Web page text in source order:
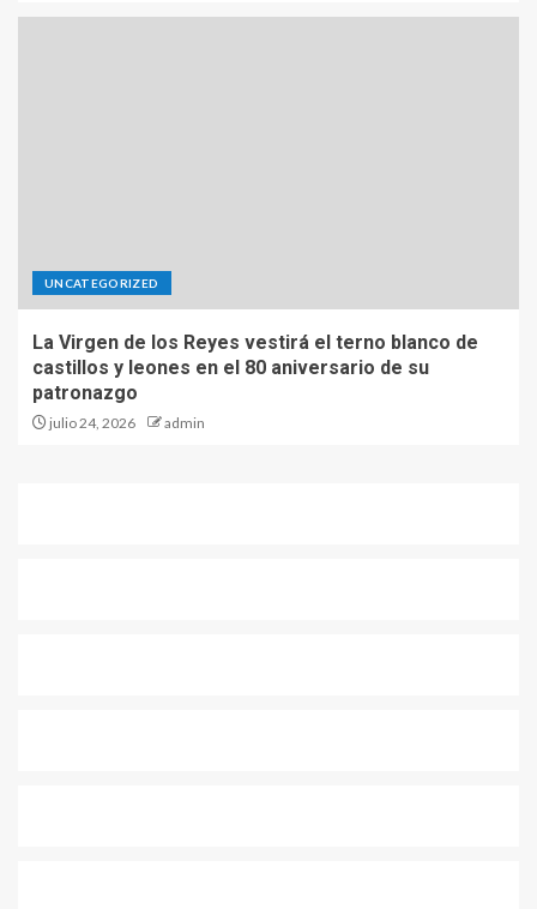
UNCATEGORIZED
La Virgen de los Reyes vestirá el terno blanco de
castillos y leones en el 80 aniversario de su
patronazgo
julio 24, 2026 admin